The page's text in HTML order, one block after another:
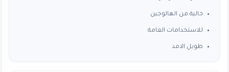
خالية من الهالوجين
للاستخدامات العامة
طويل الامد